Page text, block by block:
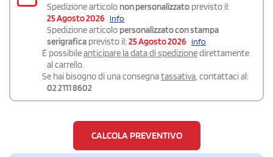
Spedizione articolo non personalizzato previsto il:
25 Agosto 2026 info
Spedizione articolo personalizzato con stampa
serigrafica previsto il: 25 Agosto 2026 info
É possibileanticipare la data di spedizionedirettamente
al carrello.
Se hai bisogno di una consegnatassativa, contattaci al:
02 2111 8602
CALCOLA PREVENTIVO